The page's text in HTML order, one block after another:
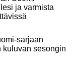
ja varmista
sarjaan
kuluvan sesongin